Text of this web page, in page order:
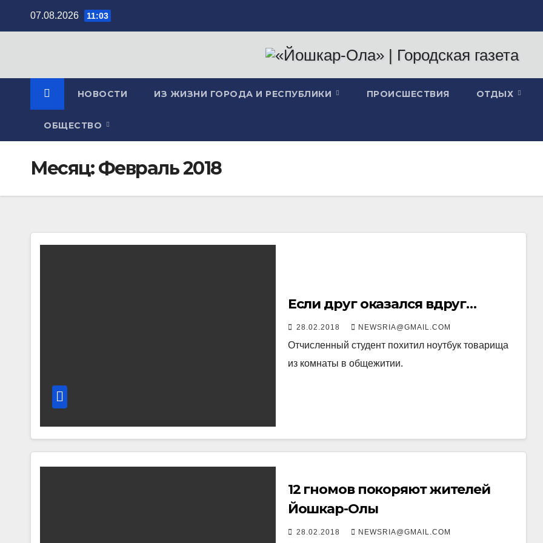
07.08.2026 11:03
НОВОСТИ ИЗ ЖИЗНИ ГОРОДА И РЕСПУБЛИКИ ПРОИСШЕСТВИЯ ОТДЫХ
ОБЩЕСТВО
Месяц:Февраль 2018
Если друг оказался вдруг…
28.02.2018 NEWSRIA@GMAIL.COM
Отчисленный студент похитил ноутбук товарища
из комнаты в общежитии.
12 гномов покоряют жителей
Йошкар-Олы
28.02.2018 NEWSRIA@GMAIL.COM